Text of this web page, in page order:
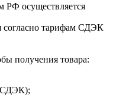
РФ осуществляется
согласно тарифам СДЭК
получения товара:
СДЭК);